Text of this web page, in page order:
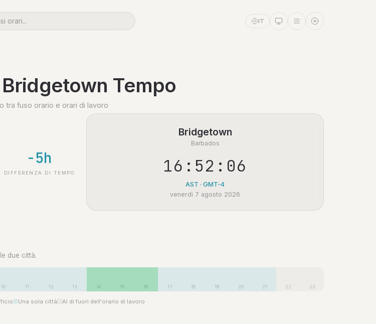
IT
Tempo
tra fuso orario e orari di lavoro
-5h
DIFFERENZA DI TEMPO
Bridgetown
Barbados
16:52:06
AST · GMT-4
venerdì 7 agosto 2026
due città.
10 11 12 13 14 15 16 17 18 19 20 21 22 23
Una sola città Al di fuori dell'orario di lavoro